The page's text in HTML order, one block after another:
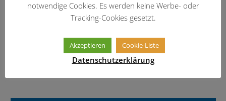
Die Spanisch-Lehrkräfte des Erasmus-Widmann-
notwendige Cookies. Es werden keine Werbe- oder
Tracking-Cookies gesetzt.
Akzeptieren Cookie-Liste
Datenschutzerklärung